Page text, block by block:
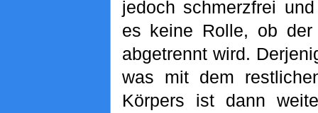
jedoch schmerzfrei
es keine Rolle, ob
abgetrennt wird.
was mit dem
Körpers ist dann